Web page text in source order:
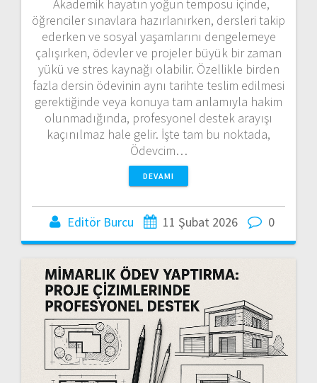
Akademik hayatın yoğun temposu içinde,
öğrenciler sınavlara hazırlanırken, dersleri takip
ederken ve sosyal yaşamlarını dengelemeye
çalışırken, ödevler ve projeler büyük bir zaman
yükü ve stres kaynağı olabilir. Özellikle birden
fazla dersin ödevinin aynı tarihte teslim edilmesi
gerektiğinde veya konuya tam anlamıyla hakim
olunmadığında, profesyonel destek arayışı
kaçınılmaz hale gelir. İşte tam bu noktada,
Ödevcim…
DEVAMI
Editör Burcu 11 Şubat 2026 0